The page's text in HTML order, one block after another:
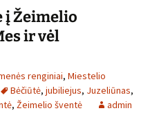
į Žeimelio
ir vėl
renginiai, Miestelio
Bėčiūtė, jubiliejus, Juzeliūnas,
, Žeimelio šventė admin